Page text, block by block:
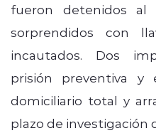
fueron detenidos
sorprendidos con
incautados. Dos
prisión preventiva y
domiciliario total y
plazo de investigación